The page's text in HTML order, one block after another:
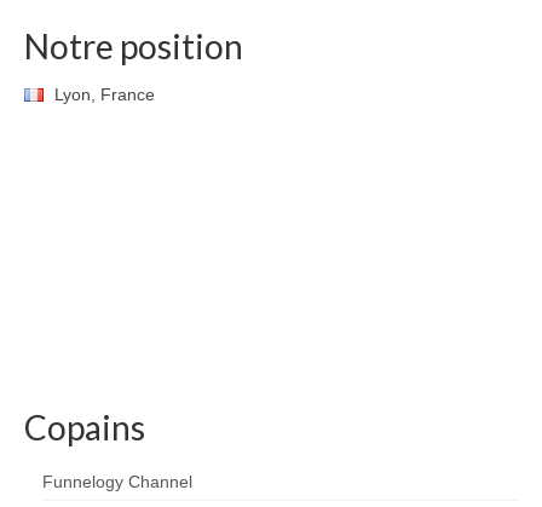
Notre position
Lyon, France
Copains
Funnelogy Channel